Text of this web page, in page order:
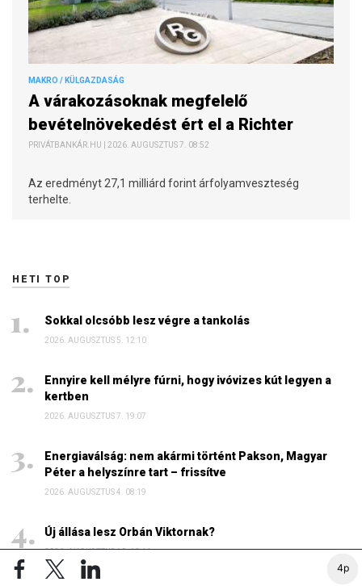
4p
MAKRO / KÜLGAZDASÁG
A várakozásoknak megfelelő
bevételnövekedést ért el a Richter
PRIVÁTBANKÁR.HU | 2026. AUGUSZTUS 7. 08:52
Az eredményt 27,1 milliárd forint árfolyamveszteség
terhelte.
HETI TOP
Sokkal olcsóbb lesz végre a tankolás
2026. AUGUSZTUS 5. 12:10
Ennyire kell mélyre fúrni, hogy ivóvizes kút legyen a
kertben
2026. AUGUSZTUS 7. 19:07
Energiaválság: nem akármi történt Pakson, Magyar
Péter a helyszínre tart – frissítve
2026. AUGUSZTUS 4. 08:19
Új állása lesz Orbán Viktornak?
2026. AUGUSZTUS 10. 13:14